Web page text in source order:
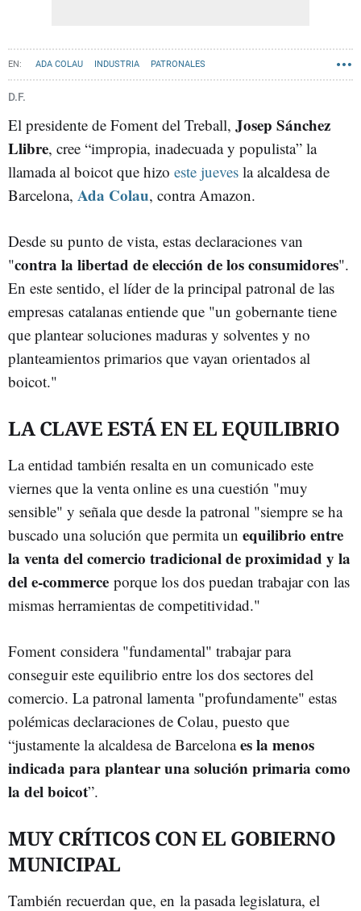
ADA COLAU INDUSTRIA PATRONALES
AYUNTAMIENTO DE BARCELONA
D.F.
El presidente de Foment del Treball, Josep Sánchez
Llibre, cree “impropia, inadecuada y populista” la
llamada al boicot que hizo este jueves la alcaldesa de
Barcelona, Ada Colau, contra Amazon.
Desde su punto de vista, estas declaraciones van
"contra la libertad de elección de los consumidores".
En este sentido, el líder de la principal patronal de las
empresas catalanas entiende que "un gobernante tiene
que plantear soluciones maduras y solventes y no
planteamientos primarios que vayan orientados al
boicot."
LA CLAVE ESTÁ EN EL EQUILIBRIO
La entidad también resalta en un comunicado este
viernes que la venta online es una cuestión "muy
sensible" y señala que desde la patronal "siempre se ha
buscado una solución que permita un equilibrio entre
la venta del comercio tradicional de proximidad y la
del e-commerce porque los dos puedan trabajar con las
mismas herramientas de competitividad."
Foment considera "fundamental" trabajar para
conseguir este equilibrio entre los dos sectores del
comercio. La patronal lamenta "profundamente" estas
polémicas declaraciones de Colau, puesto que
“justamente la alcaldesa de Barcelonaes la menos
indicada para plantear una solución primaria como
la del boicot”.
MUY CRÍTICOS CON EL GOBIERNO
MUNICIPAL
También recuerdan que, en la pasada legislatura, el